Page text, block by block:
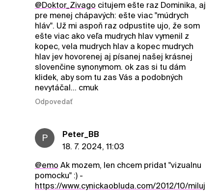
@Doktor_Zivago citujem ešte raz Dominika, aj
pre menej chápavých: ešte viac "múdrych
hláv". Už mi aspoň raz odpustite ujo, že som
ešte viac ako veľa mudrych hlav vymenil z
kopec, vela mudrych hlav a kopec mudrych
hlav jev hovorenej aj písanej našej krásnej
slovenčine synonymom. ok zas si tu dám
klidek, aby som tu zas Vás a podobných
nevytáčal... cmuk
Odpovedať
P
Peter_BB
18. 7. 2024, 11:03
@emo Ak mozem, len chcem pridat "vizualnu
pomocku" :) -
https://www.cynickaobluda.com/2012/10/miluj